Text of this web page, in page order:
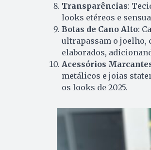
Transparências:
looks etéreos e
Botas de Cano Alto:
ultrapassam o joelho,
elaborados,
Acessórios
metálicos e joias
os looks de 2025.